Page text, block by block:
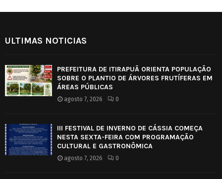
ULTIMAS NOTICIAS
PREFEITURA DE ITIRAPUÃ ORIENTA POPULAÇÃO
SOBRE O PLANTIO DE ÁRVORES FRUTÍFERAS EM
ÁREAS PÚBLICAS
agosto 7, 2026 0
III FESTIVAL DE INVERNO DE CÁSSIA COMEÇA
NESTA SEXTA-FEIRA COM PROGRAMAÇÃO
CULTURAL E GASTRONÔMICA
agosto 7, 2026 0